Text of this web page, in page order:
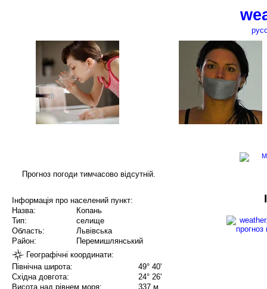
Прогноз погоди тимчасово відсутній.
Інформація про населений пункт:
Назва:
Копань
Тип:
селище
Область:
Львівська
Район:
Перемишлянський
Географічні координати:
Північна широта:
49° 40'
Східна довгота:
24° 26'
Висота над рівнем моря:
337 м